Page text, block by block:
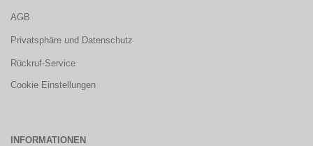
AGB
Privatsphäre und Datenschutz
Rückruf-Service
Cookie Einstellungen
INFORMATIONEN